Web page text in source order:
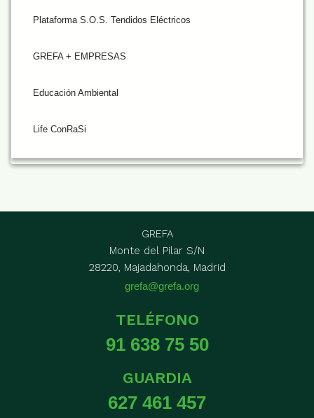
Plataforma S.O.S. Tendidos Eléctricos
GREFA + EMPRESAS
Educación Ambiental
Life ConRaSi
GREFA
Monte del Pilar S/N
28220, Majadahonda, Madrid
grefa@grefa.org
TELÉFONO
91 638 75 50
GUARDIA
627 461 457